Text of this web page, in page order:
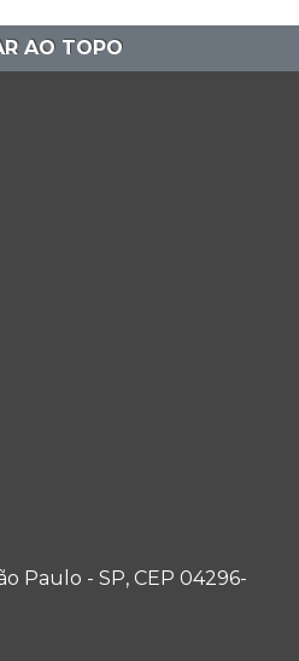
AO TOPO
Paulo - SP, CEP 04296-